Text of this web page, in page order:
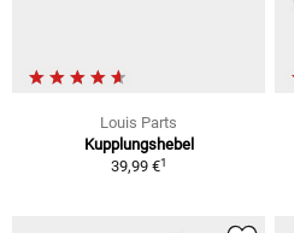
Louis Parts
Kupplungshebel
39,99 €1